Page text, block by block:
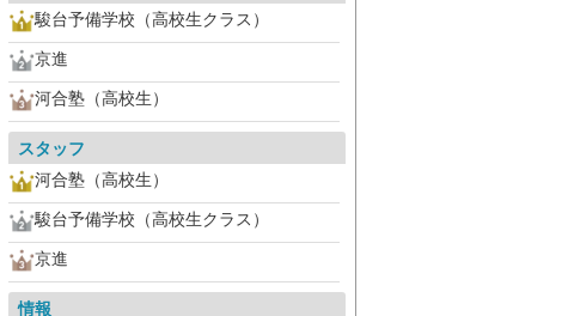
駿台予備学校（高校生クラス）
京進
河合塾（高校生）
スタッフ
河合塾（高校生）
駿台予備学校（高校生クラス）
京進
情報